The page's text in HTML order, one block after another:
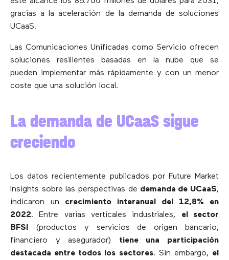
gracias a la aceleración de la demanda de soluciones
UCaaS.
Las Comunicaciones Unificadas como Servicio ofrecen
soluciones resilientes basadas en la nube que se
pueden implementar más rápidamente y con un menor
coste que una solución local.
La demanda de UCaaS sigue
creciendo
Los datos recientemente publicados por Future Market
Insights sobre las perspectivas de demanda de UCaaS,
indicaron un crecimiento interanual del 12,8% en
2022. Entre varias verticales industriales, el sector
BFSI
(productos y servicios de origen bancario,
financiero y asegurador) tiene una participación
destacada entre todos los sectores. Sin embargo, el